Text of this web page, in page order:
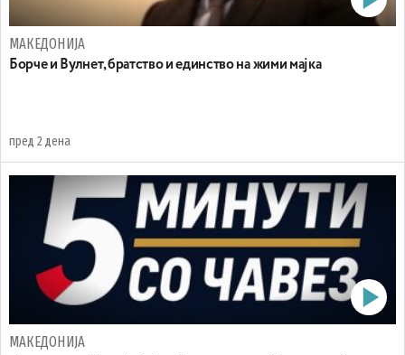
МАКЕДОНИЈА
Борче и Вулнет, братство и единство на жими мајка
пред 2 дена
МАКЕДОНИЈА